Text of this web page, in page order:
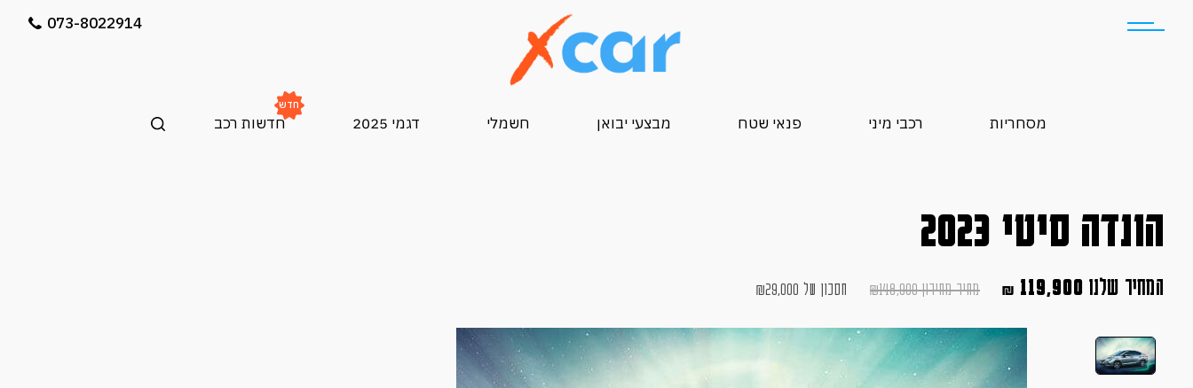
073-8022914
מסחריות רכבי מיני פנאי שטח מבצעי יבואן חשמלי דגמי 2025
חדש
חדשות רכב
הונדה סיטי 2023
המחיר שלנו 119,900
₪ מחיר מחירון ₪148,900 חסכון של ₪29,000